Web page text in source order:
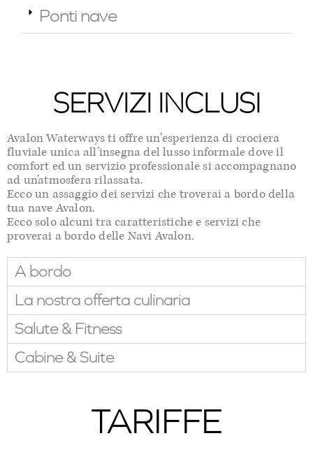
Ponti nave
SERVIZI INCLUSI
Avalon Waterways ti offre un’esperienza di crociera
fluviale unica all’insegna del lusso informale dove il
comfort ed un servizio professionale si accompagnano
ad un’atmosfera rilassata.
Ecco un assaggio dei servizi che troverai a bordo della
tua nave Avalon.
Ecco solo alcuni tra caratteristiche e servizi che
proverai a bordo delle Navi Avalon.
A bordo
La nostra offerta culinaria
Salute & Fitness
Cabine & Suite
TARIFFE